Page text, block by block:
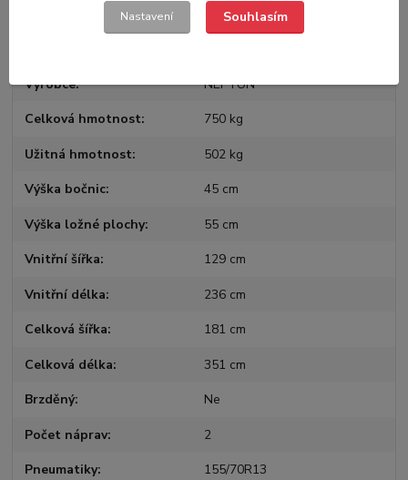
Výrobce NEPTUN
Celková hmotnost 750 kg
Užitná hmotnost 502 kg
Výška bočnic 45 cm
Výška ložné plochy 55 cm
Vnitřní šířka 129 cm
Vnitřní délka 236 cm
Celková šířka 181 cm
Celková délka 351 cm
Brzděný Ne
Počet náprav 2
Pneumatiky 155/70R13
Nastavení Souhlasím